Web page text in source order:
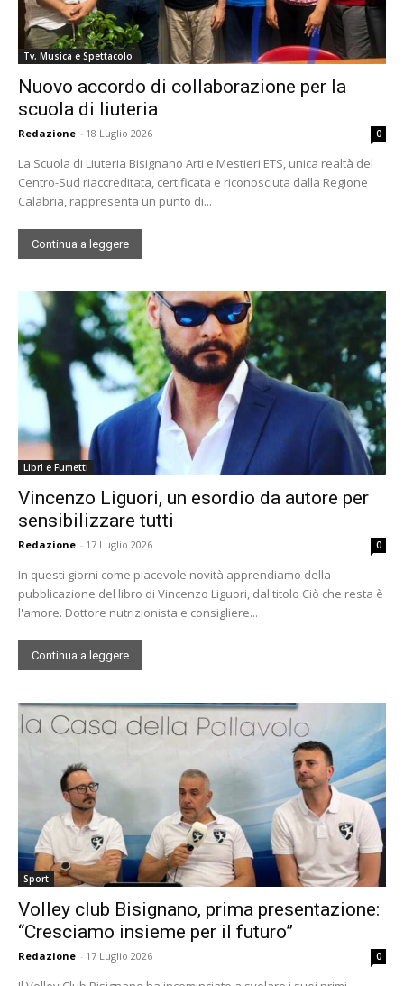
Tv, Musica e Spettacolo
Nuovo accordo di collaborazione per la
scuola di liuteria
Redazione - 18 Luglio 2026 0
La Scuola di Liuteria Bisignano Arti e Mestieri ETS, unica realtà del
Centro-Sud riaccreditata, certificata e riconosciuta dalla Regione
Calabria, rappresenta un punto di...
Continua a leggere
Libri e Fumetti
Vincenzo Liguori, un esordio da autore per
sensibilizzare tutti
Redazione - 17 Luglio 2026 0
In questi giorni come piacevole novità apprendiamo della
pubblicazione del libro di Vincenzo Liguori, dal titolo Ciò che resta è
l'amore. Dottore nutrizionista e consigliere...
Continua a leggere
Sport
Volley club Bisignano, prima presentazione:
“Cresciamo insieme per il futuro”
Redazione - 17 Luglio 2026 0